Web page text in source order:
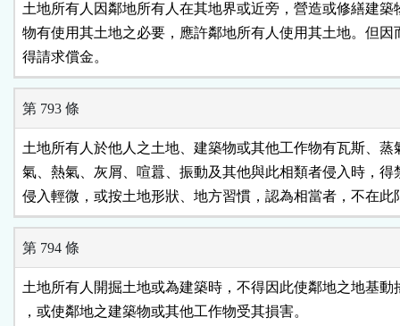
土地所有人因鄰地所有人在其地界或近旁，營造或修繕建築
物有使用其土地之必要，應許鄰地所有人使用其土地。但因
得請求償金。
第 793 條
土地所有人於他人之土地、建築物或其他工作物有瓦斯、蒸
氣、熱氣、灰屑、喧囂、振動及其他與此相類者侵入時，得
侵入輕微，或按土地形狀、地方習慣，認為相當者，不在此
第 794 條
土地所有人開掘土地或為建築時，不得因此使鄰地之地基動
，或使鄰地之建築物或其他工作物受其損害。